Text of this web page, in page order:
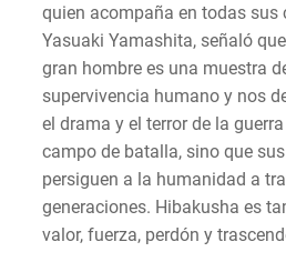
quien acompaña en todas sus
Yasuaki Yamashita, señaló
gran hombre es una muestra
supervivencia humano y nos
el drama y el terror de la
campo de batalla, sino que
persiguen a la humanidad a
generaciones. Hibakusha es
valor, fuerza, perdón y